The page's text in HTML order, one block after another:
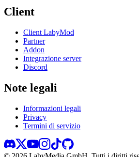
Client
Client LabyMod
Partner
Addon
Integrazione server
Discord
Note legali
Informazioni legali
Privacy
Termini di servizio